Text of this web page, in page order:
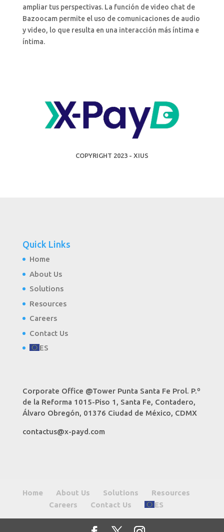
ampliar tus perspectivas. La función de video chat de
Bazoocam permite el uso de comunicaciones de audio
y video, lo que resulta en una interacción más íntima e
íntima.
COPYRIGHT 2023 - XIUS
Quick Links
Home
About Us
Solutions
Resources
Careers
Contact Us
ES
Corporate Office @Tower Punta Santa Fe Prol. P.º
de la Reforma 1015-Piso 1, Santa Fe, Contadero,
Álvaro Obregón, 01376 Ciudad de México, CDMX
contactus@x-payd.com
Home About Us Solutions
Resources
Careers
Contact Us ES